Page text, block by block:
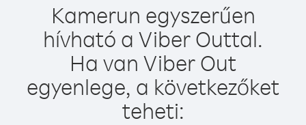
Kamerun egyszerűen
hívható a Viber Outtal.
Ha van Viber Out
egyenlege, a következőket
teheti: